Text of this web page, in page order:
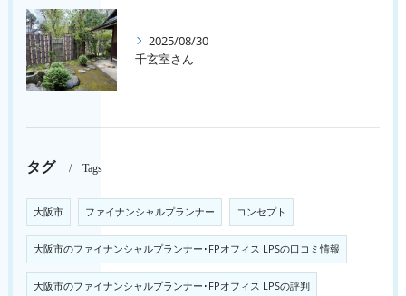
2025/08/30
千玄室さん
タグ Tags
大阪市 ファイナンシャルプランナー コンセプト
大阪市のファイナンシャルプランナー･FPオフィス LPSの口コミ情報
大阪市のファイナンシャルプランナー･FPオフィス LPSの評判